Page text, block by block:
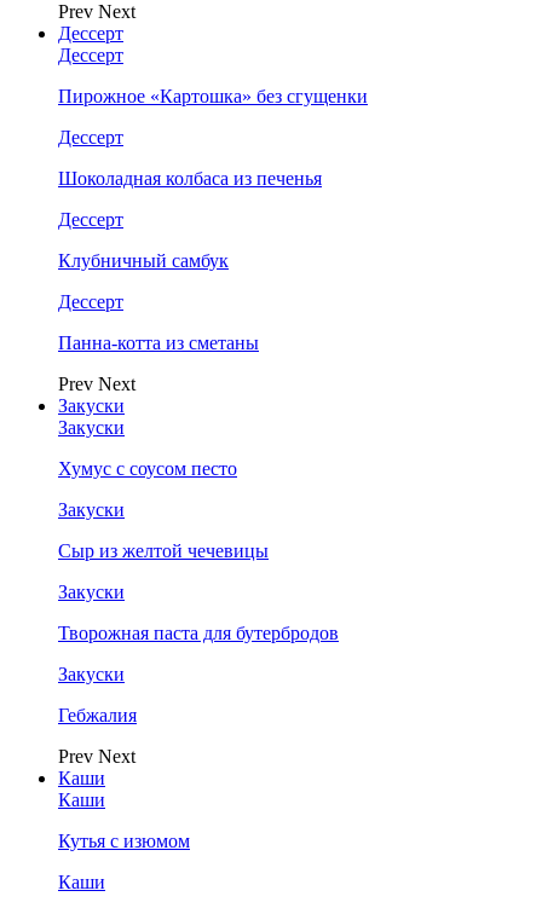
Prev Next
Дессерт
Дессерт
Пирожное «Картошка» без сгущенки
Дессерт
Шоколадная колбаса из печенья
Дессерт
Клубничный самбук
Дессерт
Панна-котта из сметаны
Prev Next
Закуски
Закуски
Хумус с соусом песто
Закуски
Сыр из желтой чечевицы
Закуски
Творожная паста для бутербродов
Закуски
Гебжалия
Prev Next
Каши
Каши
Кутья с изюмом
Каши